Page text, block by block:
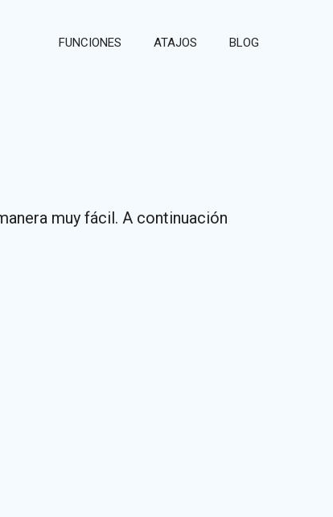
FUNCIONES ATAJOS BLOG
muy fácil. A continuación